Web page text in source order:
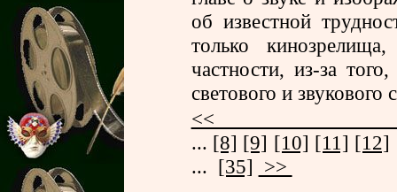
об известной
только
частности, из-за
светового и звукового
... [8] [9] [10] [11] [12]
... [35] >>